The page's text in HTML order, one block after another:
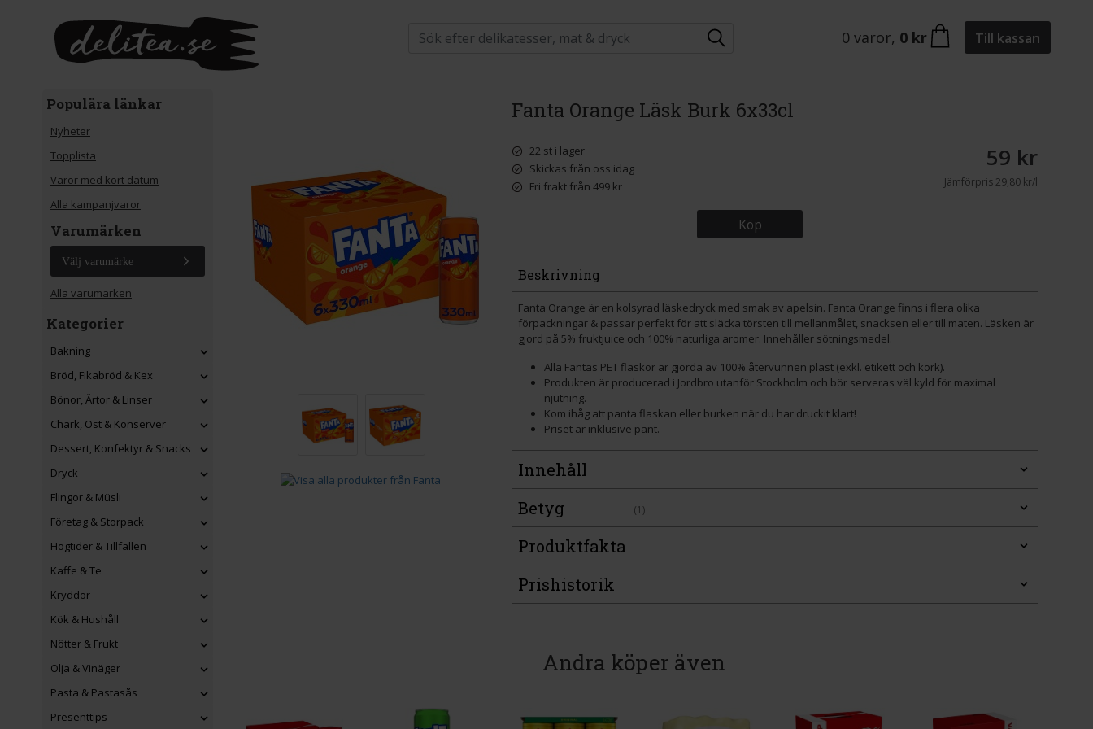
0 varor, 0 kr Till kassan
Populära länkar
Nyheter
Topplista
Varor med kort datum
Alla kampanjvaror
Varumärken
Välj varumärke
Alla varumärken
Kategorier
Bakning
Bröd, Fikabröd & Kex
Bönor, Ärtor & Linser
Chark, Ost & Konserver
Dessert, Konfektyr & Snacks
Dryck
Flingor & Müsli
Företag & Storpack
Högtider & Tillfällen
Kaffe & Te
Kryddor
Kök & Hushåll
Nötter & Frukt
Olja & Vinäger
Pasta & Pastasås
Presenttips
Fanta Orange Läsk Burk 6x33cl
22 st i lager
Skickas från oss idag
Fri frakt från 499 kr
59 kr
Jämförpris29,80 kr/l
Köp
Beskrivning
Fanta Orange är en kolsyrad läskedryck med smak av apelsin. Fanta Orange finns i flera olika
förpackningar & passar perfekt för att släcka törsten till mellanmålet, snacksen eller till maten. Läsken är
gjord på 5% fruktjuice och 100% naturliga aromer. Innehåller sötningsmedel.
Alla Fantas PET flaskor är gjorda av 100% återvunnen plast (exkl. etikett och kork).
Produkten är producerad i Jordbro utanför Stockholm och bör serveras väl kyld för maximal
njutning.
Kom ihåg att panta flaskan eller burken när du har druckit klart!
Priset är inklusive pant.
Innehåll
Betyg
(1)
Produktfakta
Prishistorik
Andra köper även